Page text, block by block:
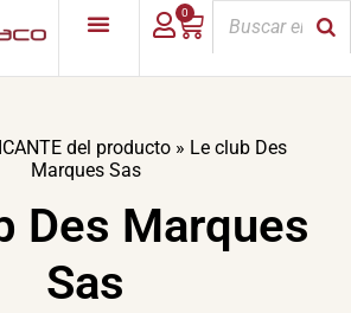
0
del producto » Le club Des
Marques Sas
Des Marques
Sas